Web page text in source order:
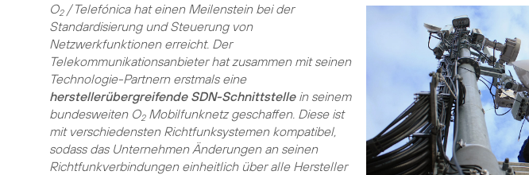
O2/ Telefónica hat einen Meilenstein bei der
Standardisierung und Steuerung von
Netzwerkfunktionen erreicht. Der
Telekommunikationsanbieter hat zusammen mit seinen
Technologie-Partnern erstmals eine
herstellerübergreifende SDN-Schnittstellein seinem
bundesweiten O2Mobilfunknetz geschaffen. Diese ist
mit verschiedensten Richtfunksystemen kompatibel,
sodass das Unternehmen Änderungen an seinen
Richtfunkverbindungen einheitlich über alle Hersteller